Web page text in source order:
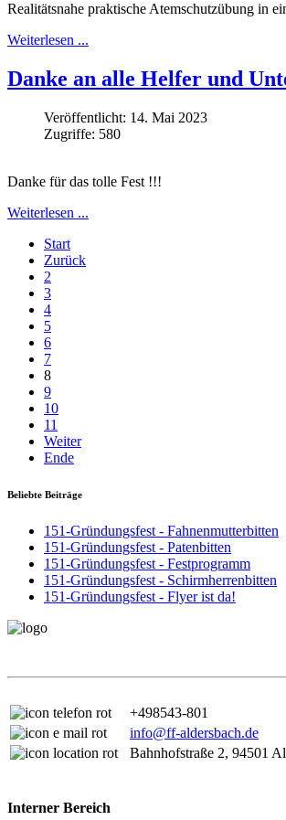
Realitätsnahe praktische Atemschutzübung in
Weiterlesen ...
Danke an alle Helfer und
Veröffentlicht: 14. Mai 2023
Zugriffe: 580
Danke für das tolle Fest !!!
Weiterlesen ...
Start
Zurück
2
3
4
5
6
7
8
9
10
11
Weiter
Ende
Beliebte Beiträge
151-Gründungsfest - Fahnenmutterbitten
151-Gründungsfest - Patenbitten
151-Gründungsfest - Festprogramm
151-Gründungsfest - Schirmherrenbitten
151-Gründungsfest - Flyer ist da!
+498543-801
info@ff-aldersbach.de
Bahnhofstraße 2, 94501
Interner Bereich